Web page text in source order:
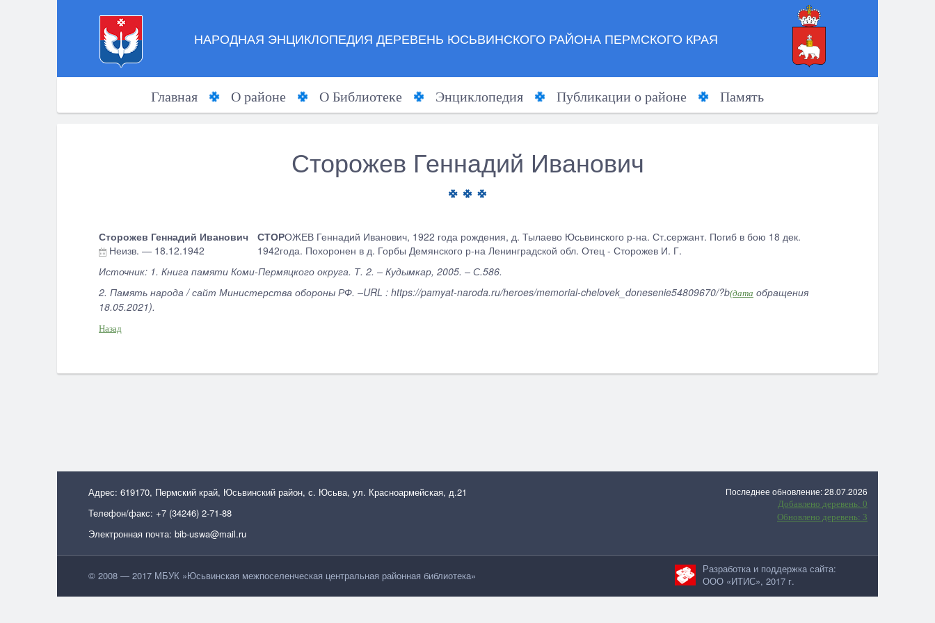
НАРОДНАЯ ЭНЦИКЛОПЕДИЯ ДЕРЕВЕНЬ ЮСЬВИНСКОГО РАЙОНА ПЕРМСКОГО КРАЯ
Главная О районе О Библиотеке Энциклопедия Публикации о районе Память
Сторожев Геннадий Иванович
Сторожев Геннадий Иванович
Неизв. — 18.12.1942
СТОРОЖЕВ Геннадий Иванович, 1922 года рождения, д. Тылаево Юсьвинского р-на. Ст.сержант. Погиб в бою 18 дек.
1942года. Похоронен в д. Горбы Демянского р-на Ленинградской обл. Отец - Сторожев И. Г.
Источник: 1. Книга памяти Коми-Пермяцкого округа. Т. 2. – Кудымкар, 2005. – С.586.
2. Память народа / сайт Министерства обороны РФ. –URL : https://pamyat-naroda.ru/heroes/memorial-chelovek_donesenie54809670/?b(дата обращения
18.05.2021).
Назад
Адрес: 619170, Пермский край, Юсьвинский район, с. Юсьва, ул. Красноармейская, д.21
Телефон/факс: +7 (34246) 2-71-88
Электронная почта: bib-uswa@mail.ru
Последнее обновление: 28.07.2026
Добавлено деревень: 0
Обновлено деревень: 3
© 2008 — 2017 МБУК »Юсьвинская межпоселенческая центральная районная библиотека»
Разработка и поддержка сайта:
ООО «ИТИС», 2017 г.